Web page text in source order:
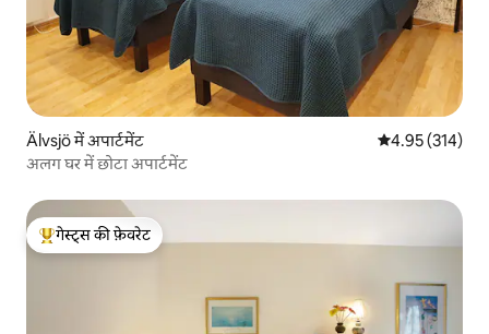
Älvsjö में अपार्टमेंट औसत रेटिंग 5 में से
4.95 (314)
अलग घर में छोटा अपार्टमेंट
गेस्ट्स का टॉप फ़ेवरेट
गेस्ट्स की फ़ेवरेट